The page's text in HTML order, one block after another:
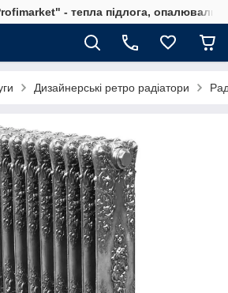
- тепла підлога,
Дизайнерські ретро радіатори